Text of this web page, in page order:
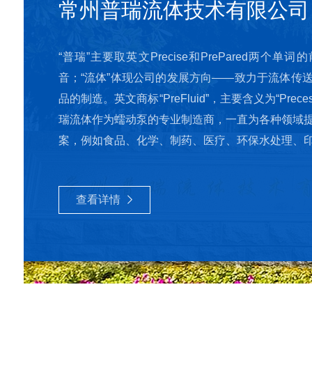
常州普瑞流体技术有限公司
“普瑞”主要取英文Precise和PrePared两个单词
音；“流体”体现公司的发展方向——致力于流体传
品的制造。英文商标“PreFluid”，主要含义为
瑞流体作为蠕动泵的专业制造商，一直为各种领域
案，例如食品、化学、制药、医疗、环保水处理、
查看详情